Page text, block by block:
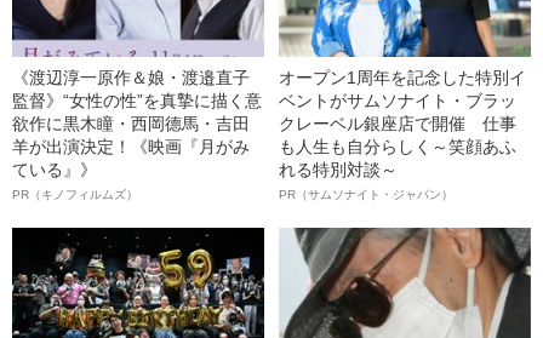
《渡辺淳一原作＆娘・渡邉直子
監督》“女性の性”を真摯に描く意
欲作に黒木瞳・西岡德馬・吉田
羊が出演決定！《映画『月がみ
ている』》
PR（キノフィルムズ）
オープン1周年を記念した特別イ
ベントがサムソナイト・ブラッ
クレーベル銀座店で開催 仕事
も人生も自分らしく～笑顔あふ
れる特別対談～
PR（サムソナイト・ジャパン）